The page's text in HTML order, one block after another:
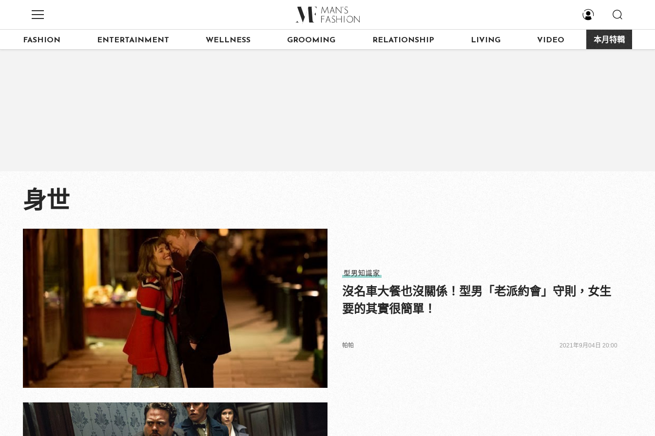
FASHION ENTERTAINMENT WELLNESS GROOMING RELATIONSHIP LIVING VIDEO 本月特輯
身世
型男知識家
沒名車大餐也沒關係！型男「老派約會」守則，女生
要的其實很簡單！
帕帕 2021年9月04日 20:00